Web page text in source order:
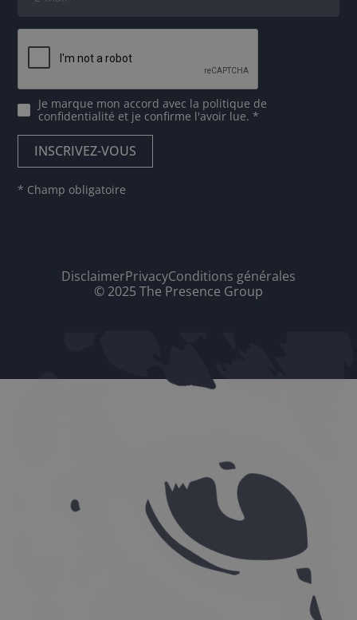
Je marque mon accord avec la politique de
confidentialité et je confirme l'avoir lue. *
* Champ obligatoire
DisclaimerPrivacyConditions générales
© 2025 The Presence Group